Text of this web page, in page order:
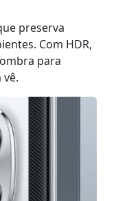
preserva
Com HDR,
para